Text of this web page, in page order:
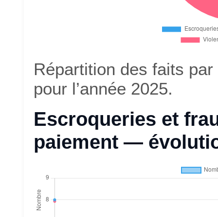
Répartition des faits
pour l’année 2025.
Escroqueries et
paiement —